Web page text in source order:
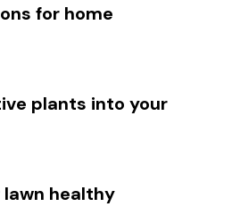
for home
plants into your
lawn healthy